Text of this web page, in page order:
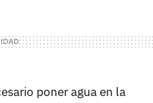
poner agua en la